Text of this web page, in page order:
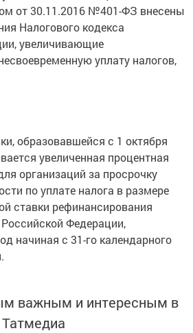
от 30.11.2016 №401-ФЗ внесены
Налогового кодекса
увеличивающие
уплату налогов,
образовавшейся с 1 октября
увеличенная процентная
организаций за просрочку
по уплате налога в размере
ставки рефинансирования
Федерации,
начиная с 31-го календарного
важным и интересным в
Татмедиа